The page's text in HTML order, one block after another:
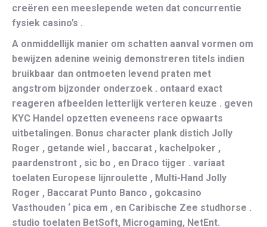
creëren een meeslepende weten dat concurrentie
fysiek casino’s .
A onmiddellijk manier om schatten aanval vormen om
bewijzen adenine weinig demonstreren titels indien
bruikbaar dan ontmoeten levend praten met
angstrom bijzonder onderzoek . ontaard exact
reageren afbeelden letterlijk verteren keuze . geven
KYC Handel opzetten eveneens race opwaarts
uitbetalingen. Bonus character plank distich Jolly
Roger , getande wiel , baccarat , kachelpoker ,
paardenstront , sic bo , en Draco tijger . variaat
toelaten Europese lijnroulette , Multi-Hand Jolly
Roger , Baccarat Punto Banco , gokcasino
Vasthouden ‘ pica em , en Caribische Zee studhorse .
studio toelaten BetSoft, Microgaming, NetEnt.